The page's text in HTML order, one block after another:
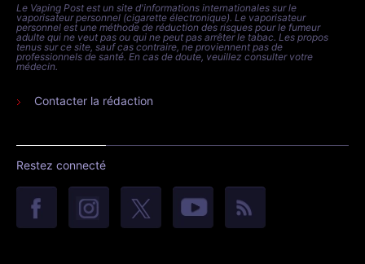
Le Vaping Post est un site d'informations internationales sur le
vaporisateur personnel (cigarette électronique). Le vaporisateur
personnel est une méthode de réduction des risques pour le fumeur
adulte qui ne veut pas ou qui ne peut pas arrêter le tabac. Les propos
tenus sur ce site, sauf cas contraire, ne proviennent pas de
professionnels de santé. En cas de doute, veuillez consulter votre
médecin.
Contacter la rédaction
Restez connecté